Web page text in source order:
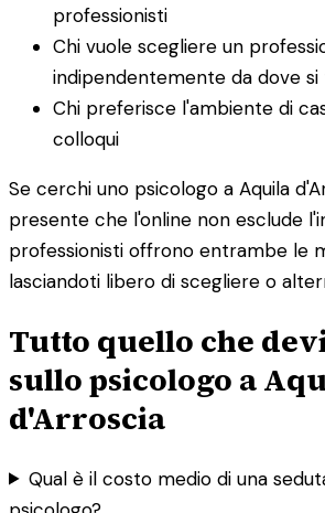
professionisti
Chi vuole scegliere un
indipendentemente da dove
Chi preferisce l'ambiente di
colloqui
Se cerchi uno psicologo a Aquila
presente che l'online non esclude
professionisti offrono entrambe le
lasciandoti libero di scegliere o
Tutto quello che
sullo psicologo a
d'Arroscia
Qual è il costo medio di una